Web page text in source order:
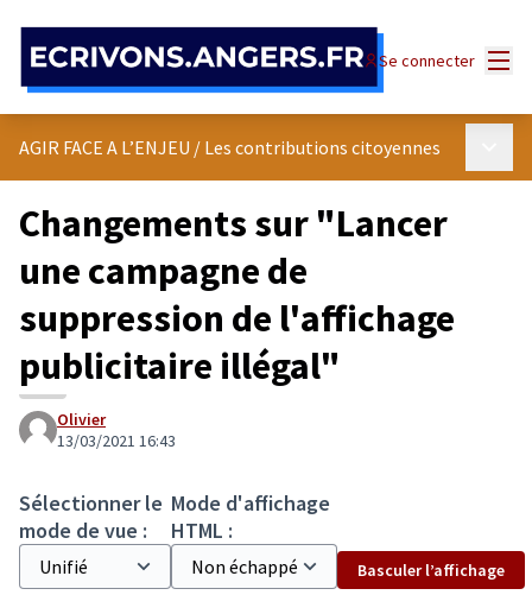
Se connecter
AGIR FACE A L’ENJEU / Les contributions citoyennes
Changements sur "Lancer
une campagne de
suppression de l'affichage
publicitaire illégal"
Olivier
13/03/2021 16:43
Sélectionner le
mode de vue :
Mode d'affichage
HTML :
Basculer l’affichage